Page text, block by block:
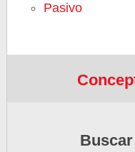
Pasivo